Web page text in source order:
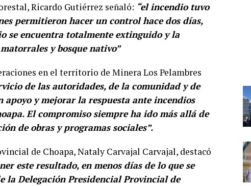
Ricardo Gutiérrez señaló: “el incendio tuvo
permitieron hacer un control hace dos días,
se encuentra totalmente extinguido y la
y bosque nativo”
en el territorio de Minera Los Pelambres
de las autoridades, de la comunidad y de
apoyo y mejorar la respuesta ante incendios
El compromiso siempre ha ido más allá de
de obras y programas sociales”.
de Choapa, Nataly Carvajal Carvajal, destacó
este resultado, en menos días de lo que se
la Delegación Presidencial Provincial de